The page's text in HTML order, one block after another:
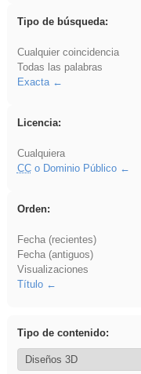
Tipo de búsqueda:
Cualquier coincidencia
Todas las palabras
Exacta
Licencia:
Cualquiera
CCo Dominio Público
Orden:
Fecha (recientes)
Fecha (antiguos)
Visualizaciones
Título
Tipo de contenido: